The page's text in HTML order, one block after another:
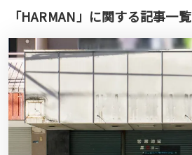
「HARMAN」に関する記事一覧